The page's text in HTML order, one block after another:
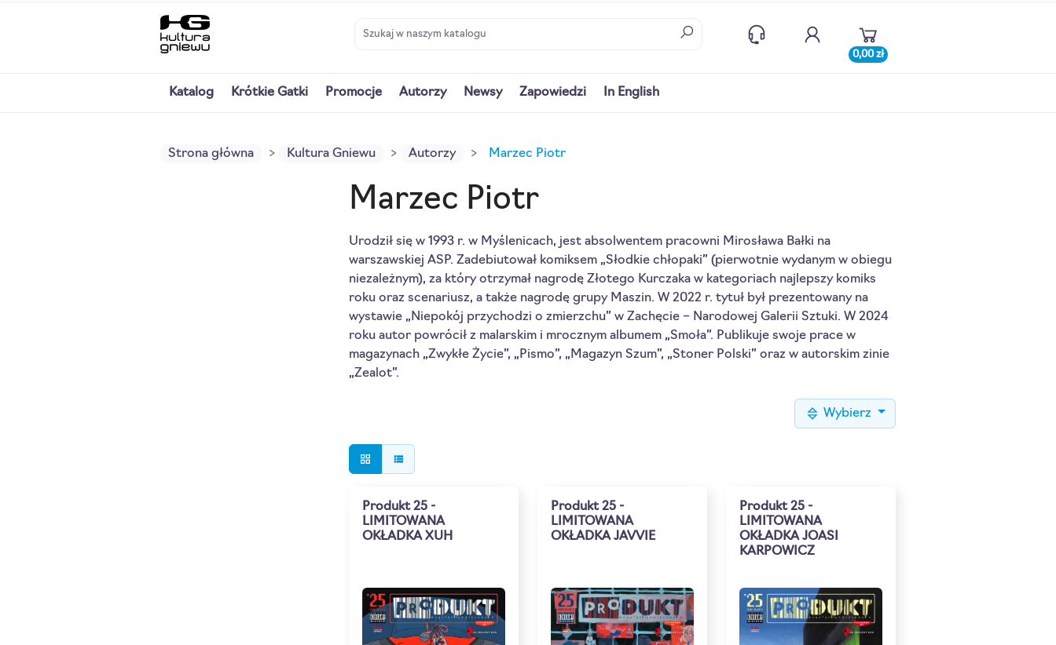
0,00 zł
Katalog Krótkie Gatki Promocje Autorzy Newsy Zapowiedzi In English
Strona główna Kultura Gniewu Autorzy Marzec Piotr
Marzec Piotr
Urodził się w 1993 r. w Myślenicach, jest absolwentem pracowni Mirosława Bałki na
warszawskiej ASP. Zadebiutował komiksem „Słodkie chłopaki” (pierwotnie wydanym w obiegu
niezależnym), za który otrzymał nagrodę Złotego Kurczaka w kategoriach najlepszy komiks
roku oraz scenariusz, a także nagrodę grupy Maszin. W 2022 r. tytuł był prezentowany na
wystawie „Niepokój przychodzi o zmierzchu” w Zachęcie – Narodowej Galerii Sztuki. W 2024
roku autor powrócił z malarskim i mrocznym albumem „Smoła”. Publikuje swoje prace w
magazynach „Zwykłe Życie”, „Pismo”, „Magazyn Szum”, „Stoner Polski” oraz w autorskim zinie
„Zealot”.
Wybierz
grid_view view_list
Produkt 25 -
LIMITOWANA
OKŁADKA XUH
Produkt 25 -
LIMITOWANA
OKŁADKA JAVVIE
Produkt 25 -
LIMITOWANA
OKŁADKA JOASI
KARPOWICZ